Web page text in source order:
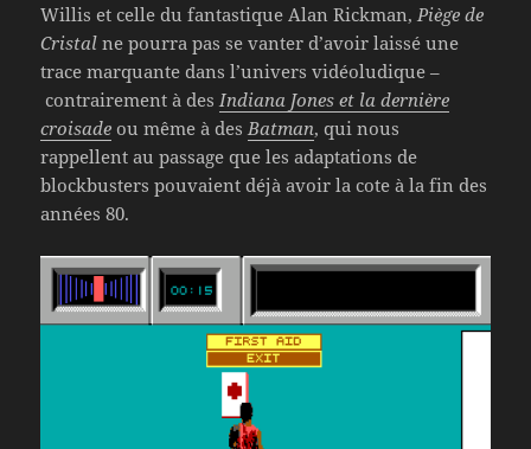
Willis et celle du fantastique Alan Rickman,Piège de
Cristal ne pourra pas se vanter d’avoir laissé une
trace marquante dans l’univers vidéoludique –
contrairement à desIndiana Jones et la dernière
croisade ou même à desBatman, qui nous
rappellent au passage que les adaptations de
blockbusters pouvaient déjà avoir la cote à la fin des
années 80.